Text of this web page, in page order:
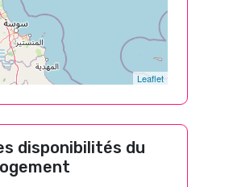
Leaflet
disponibilités du